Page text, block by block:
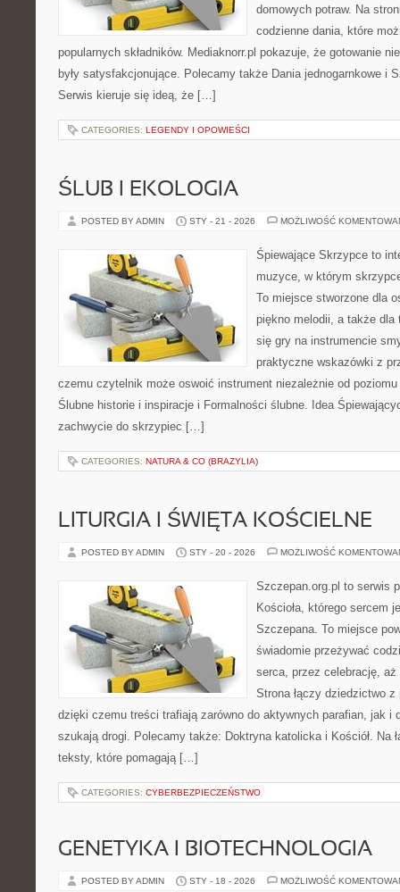
domowych potraw. Na
codzienne dania, które
popularnych składników. Mediaknorr.pl pokazuje, że gotowanie
były satysfakcjonujące. Polecamy także Dania jednogarnkowe i
Serwis kieruje się ideą, że […]
CATEGORIES: LEGENDY I OPOWIEŚCI
ŚLUB I EKOLOGIA
POSTED BY ADMIN STY - 21 - 2026 MOŻLIWOŚĆ
Śpiewające Skrzypce to
muzyce, w którym
To miejsce stworzone dla
piękno melodii, a także
się gry na instrumencie
praktyczne wskazówki z
czemu czytelnik może oswoić instrument niezależnie od
Ślubne historie i inspiracje i Formalności ślubne. Idea
zachwycie do skrzypiec […]
CATEGORIES: NATURA & CO (BRAZYLIA)
LITURGIA I ŚWIĘTA KOŚCIELNE
POSTED BY ADMIN STY - 20 - 2026 MOŻLIWOŚĆ
Szczepan.org.pl to serwis
Kościoła, którego sercem
Szczepana. To miejsce
świadomie przeżywać
serca, przez celebrację,
Strona łączy dziedzictwo
dzięki czemu treści trafiają zarówno do aktywnych parafian, jak i
szukają drogi. Polecamy także: Doktryna katolicka i Kościół. Na
teksty, które pomagają […]
CATEGORIES: CYBERBEZPIECZEŃSTWO
GENETYKA I BIOTECHNOLOGIA
POSTED BY ADMIN STY - 18 - 2026 MOŻLIWOŚĆ